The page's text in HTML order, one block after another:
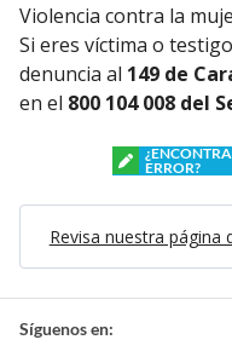
Violencia contra la
Si eres víctima o
denuncia al 149 de
en el 800 104 008 del
ERROR?
Revisa nuestra página
Síguenos en: